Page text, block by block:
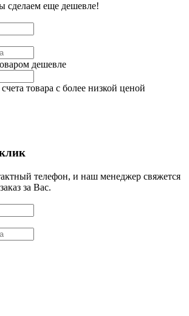
сделаем еще дешевле!
дешевле
товара с более низкой ценой
телефон, и наш менеджер свяжется
за Вас.